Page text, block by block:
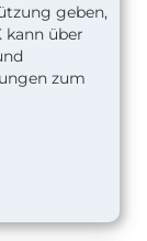
geben,
kann über
zum